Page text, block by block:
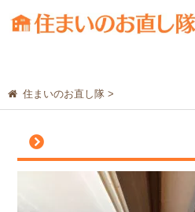
住まいのお直し隊>